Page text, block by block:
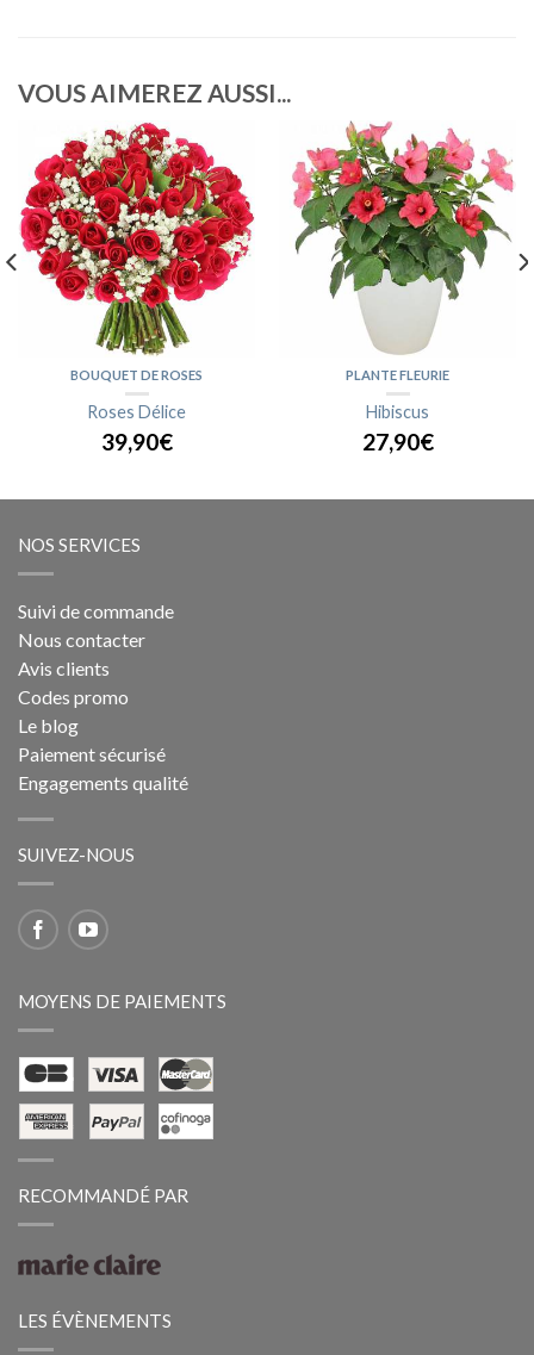
VOUS AIMEREZ AUSSI...
BOUQUET DE ROSES
Roses Délice
39,90€
PLANTE FLEURIE
Hibiscus
27,90€
NOS SERVICES
Suivi de commande
Nous contacter
Avis clients
Codes promo
Le blog
Paiement sécurisé
Engagements qualité
SUIVEZ-NOUS
MOYENS DE PAIEMENTS
RECOMMANDÉ PAR
LES ÉVÈNEMENTS